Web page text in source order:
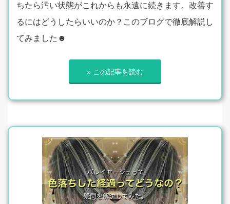
ちたら汚い状態がこれからも永遠に続きます。改善す
るにはどうしたらいいのか？このブログで徹底解説し
てみました☻
» この記事を読む